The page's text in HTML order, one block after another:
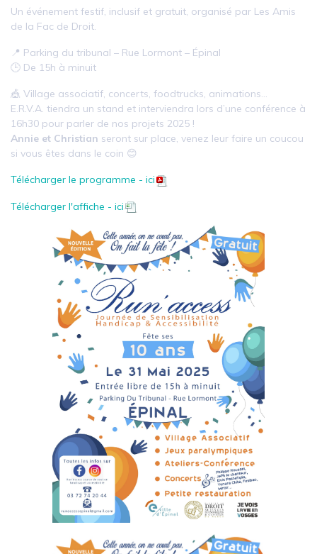
Un événement festif, inclusif et gratuit, organisé par Les Amis
de la Fac de Droit.
📍 Parking du tribunal – Rue Lormont – Épinal
🕒 De 15h à minuit
🎪 Village associatif, concerts, foodtrucks, animations…
E.R.V.A. tiendra un stand et interviendra lors d’une conférence à
16h30 pour parler de nos projets 2025 !
Annie et Christian seront sur place, venez leur faire un coucou
si vous êtes dans le coin 😊
Télécharger le programme - ici
Télécharger l'affiche - ici